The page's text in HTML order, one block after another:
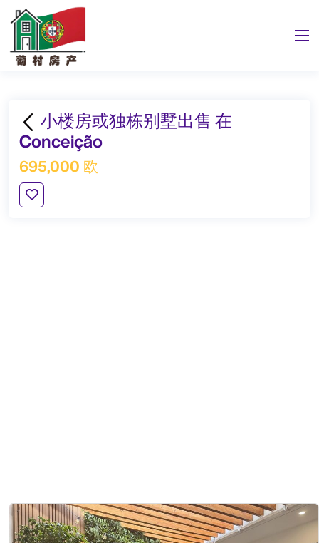
小楼房或独栋别墅出售 在
Conceição
695,000 欧